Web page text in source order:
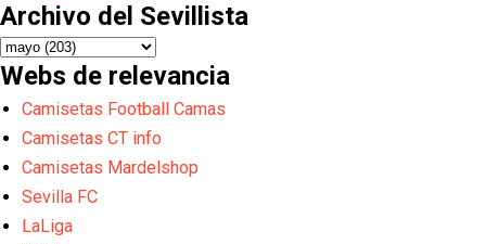
Archivo del Sevillista
Webs de relevancia
Camisetas Football Camas
Camisetas CT info
Camisetas Mardelshop
Sevilla FC
LaLiga